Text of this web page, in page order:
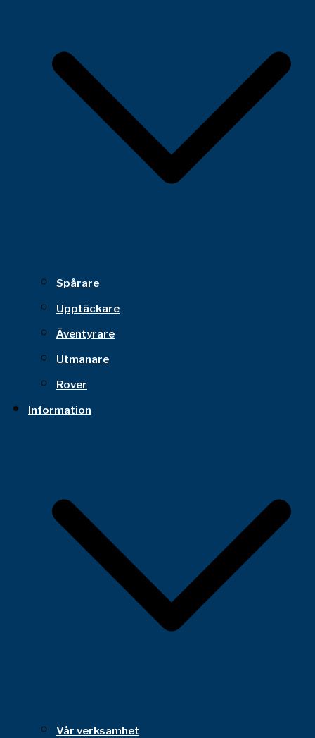
Spårare
Upptäckare
Äventyrare
Utmanare
Rover
Information
Vår verksamhet